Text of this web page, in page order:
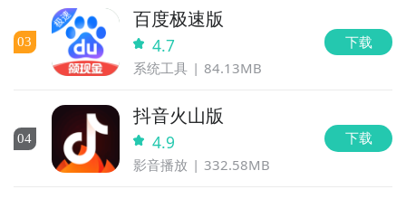
03
百度极速版
4.7
系统工具 84.13MB
下载
04
抖音火山版
4.9
影音播放 332.58MB
下载